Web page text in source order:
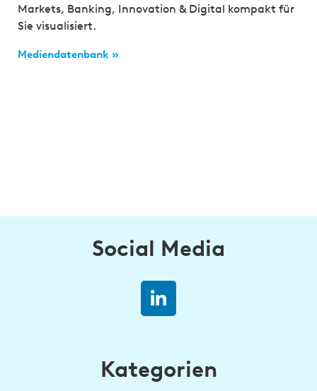
Markets, Banking, Innovation & Digital kompakt für
Sie visualisiert.
Mediendatenbank »
Social Media
Kategorien